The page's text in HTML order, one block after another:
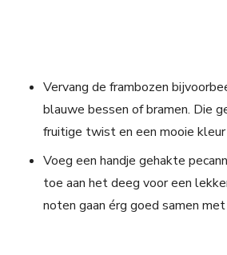
Vervang de frambozen
blauwe bessen of bramen. Die
fruitige twist en een mooie kleur
Voeg een handje gehakte
toe aan het deeg voor een
noten gaan érg goed samen